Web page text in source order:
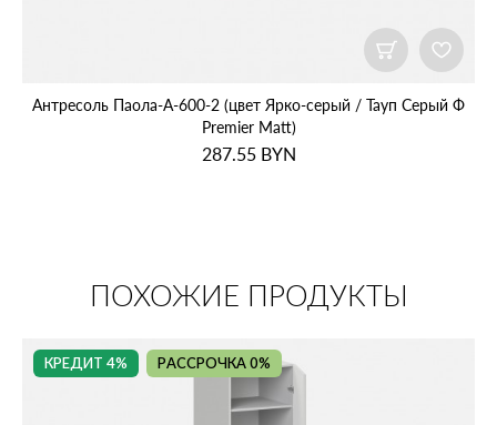
Антресоль Паола‑А‑600‑2 (цвет Ярко‑серый / Тауп Серый Ф
Premier Matt)
287.55BYN
ПОХОЖИЕ ПРОДУКТЫ
КРЕДИТ 4% РАССРОЧКА 0%